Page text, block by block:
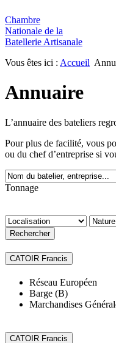
Chambre
Nationale de la
Batellerie Artisanale
Vous êtes ici : Accueil
Annuaire
L’annuaire des bateliers
Pour plus de facilité, vous
ou du chef d’entreprise si
Tonnage
Réseau Européen
Barge (B)
Marchandises